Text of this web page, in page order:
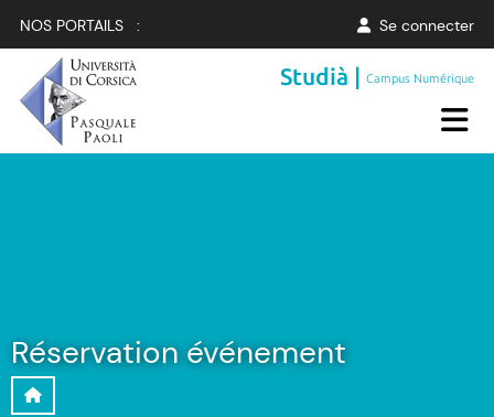
NOS PORTAILS : Se connecter
Studià |Campus Numérique
Réservation événement